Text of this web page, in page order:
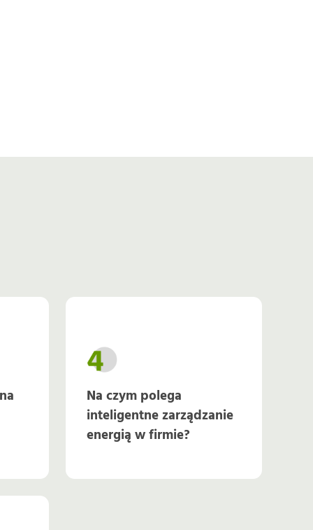
Na czym polega
inteligentne zarządzanie
energią w firmie?